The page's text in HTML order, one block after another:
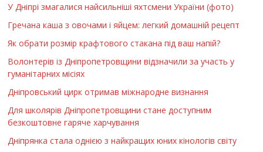
У Дніпрі змагалися найсильніші яхтсмени України (фото)
Гречана каша з овочами і яйцем: легкий домашній рецепт
Як обрати розмір крафтового стакана під ваш напій?
Волонтерів із Дніпропетровщини відзначили за участь у
гуманітарних місіях
Дніпровський цирк отримав міжнародне визнання
Для школярів Дніпропетровщини стане доступним
безкоштовне гаряче харчування
Дніпрянка стала однією з найкращих юних кінологів світу